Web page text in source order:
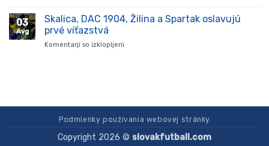
v oslavuje,
03
Avg
Skalica, DAC 1904, Žilina a Spartak oslavujú
prvé víťazstvá
Komentarji so izklopljeni
Spartak
oslavujú
víťazstvá
Podmienky používania webovej stránky
Copyright 2026 © slovakfutball.com